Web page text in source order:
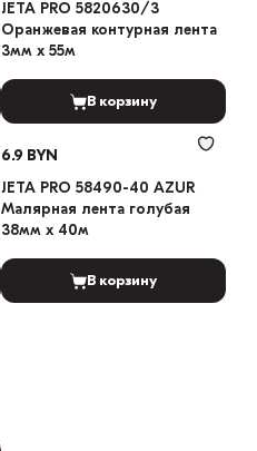
JETA PRO 5820630/3
Оранжевая контурная лента
3мм х 55м
В корзину
6.9 BYN
JETA PRO 58490-40 AZUR
Малярная лента голубая
38мм х 40м
В корзину